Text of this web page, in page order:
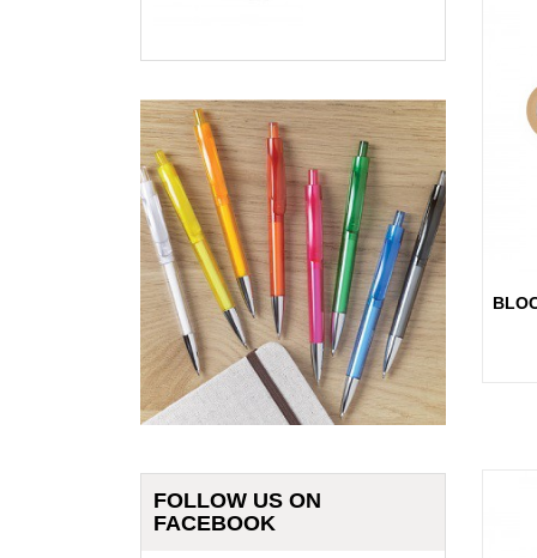
FOLLOW US ON
FACEBOOK